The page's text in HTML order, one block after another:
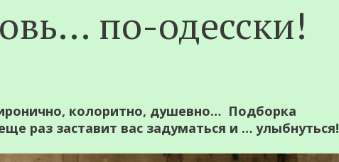
по-одесски!
колоритно, душевно… Подборка
раз заставит вас задуматься и … улыбнуться!